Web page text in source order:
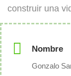
construir una
Nombre
Gonzalo